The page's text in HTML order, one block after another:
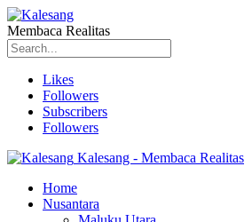
Membaca Realitas
Likes
Followers
Subscribers
Followers
Kalesang - Membaca Realitas
Home
Nusantara